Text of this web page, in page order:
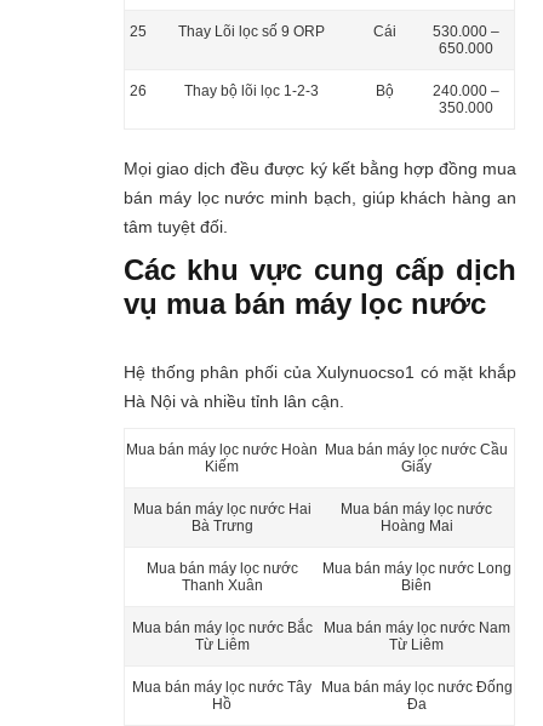
25 Thay Lõi lọc số 9 ORP Cái
530.000 –
650.000
26 Thay bộ lõi lọc 1-2-3 Bộ
240.000 –
350.000
Mọi giao dịch đều được ký kết bằng hợp đồng mua
bán máy lọc nước minh bạch, giúp khách hàng an
tâm tuyệt đối.
Các khu vực cung cấp dịch
vụ mua bán máy lọc nước
Hệ thống phân phối của Xulynuocso1 có mặt khắp
Hà Nội và nhiều tỉnh lân cận.
Mua bán máy lọc nước Hoàn
Kiếm
Mua bán máy lọc nước Cầu
Giấy
Mua bán máy lọc nước Hai
Bà Trưng
Mua bán máy lọc nước
Hoàng Mai
Mua bán máy lọc nước
Thanh Xuân
Mua bán máy lọc nước Long
Biên
Mua bán máy lọc nước Bắc
Từ Liêm
Mua bán máy lọc nước Nam
Từ Liêm
Mua bán máy lọc nước Tây
Hồ
Mua bán máy lọc nước Đống
Đa